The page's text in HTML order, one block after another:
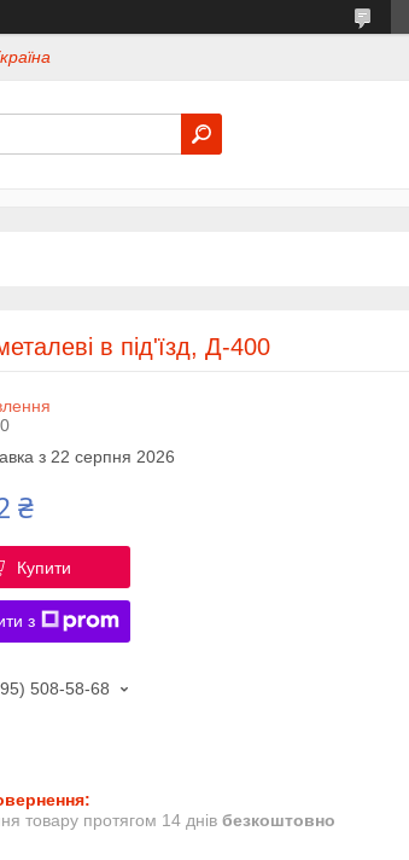
в під'їзд, Д-400
з 22 серпня 2026
₴
Купити
з
508-58-68
товару протягом 14 днів безкоштовно